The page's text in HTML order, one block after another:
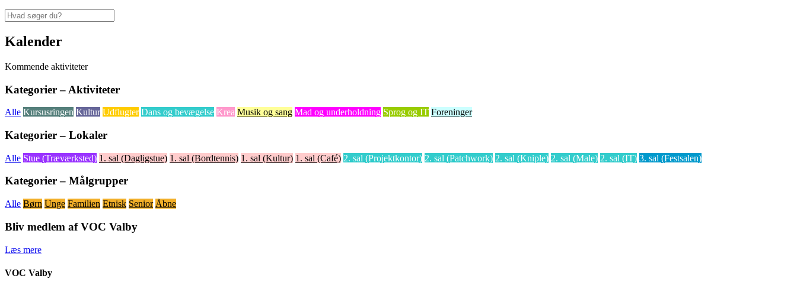
Kalender
Kommende aktiviteter
Kategorier – Aktiviteter
Alle Kursusringen Kultur Udflugter Dans og bevægelse Krea Musik og sang Mad og underholdning Sprog og IT Foreninger
Kategorier – Lokaler
Alle Stue (Træværksted) 1. sal (Dagligstue) 1. sal (Bordtennis) 1. sal (Kultur) 1. sal (Café) 2. sal (Projektkontor) 2. sal (Patchwork) 2. sal (Kniple) 2. sal (Male) 2. sal (IT) 3. sal (Festsalen)
Kategorier – Målgrupper
Alle Børn Unge Familien Etnisk Senior Åbne
Bliv medlem af VOC Valby
Læs mere
VOC Valby